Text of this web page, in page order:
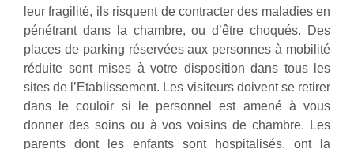
leur fragilité, ils risquent de contracter des maladies en
pénétrant dans la chambre, ou d’être choqués. Des
places de parking réservées aux personnes à mobilité
réduite sont mises à votre disposition dans tous les
sites de l’Etablissement. Les visiteurs doivent se retirer
dans le couloir si le personnel est amené à vous
donner des soins ou à vos voisins de chambre. Les
parents dont les enfants sont hospitalisés, ont la